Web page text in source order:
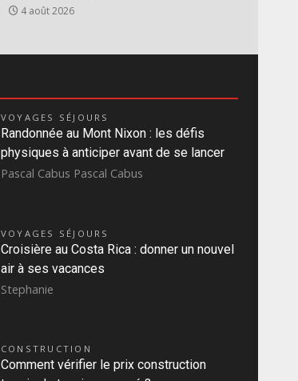
4 août 2026
VOYAGES SÉJOURS
Randonnée au Mont Nixon : les défis
physiques à anticiper avant de se lancer
Pascal Cabus Pascal Cabus
VOYAGES SÉJOURS
Croisière au Costa Rica : donner un nouvel
air à ses vacances
Stephanie
CONSTRUCTION
Comment vérifier le prix construction